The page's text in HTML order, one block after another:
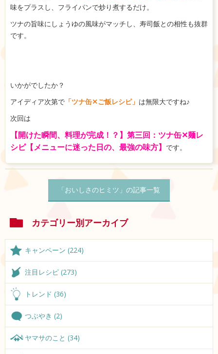
味をプラスし、フライパンで炒り煮するだけ。
ツナの旨味にしょうゆの風味がマッチし、寿司飯との相性も抜群
です。
いかがでしたか？
アイディア次第で 「ツナ缶✕ご飯レシピ」 は無限大ですね♪
次回は
【開けた瞬間、料理が完成！？】第三回：ツナ缶✕麺レ
シピ【メニューに迷った日の、最強の味方】 です。
「おいしさのヒミツ」の記事一覧
カテゴリー別アーカイブ
キャンペーン (224)
注目レシピ (273)
トレンド (36)
つぶやき (2)
ヤマサのこと (34)